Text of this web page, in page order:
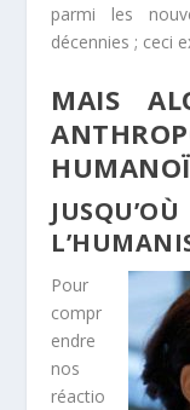
parmi les
décennies ; ceci
MAIS
Pour
compr
endre
nos
réactio